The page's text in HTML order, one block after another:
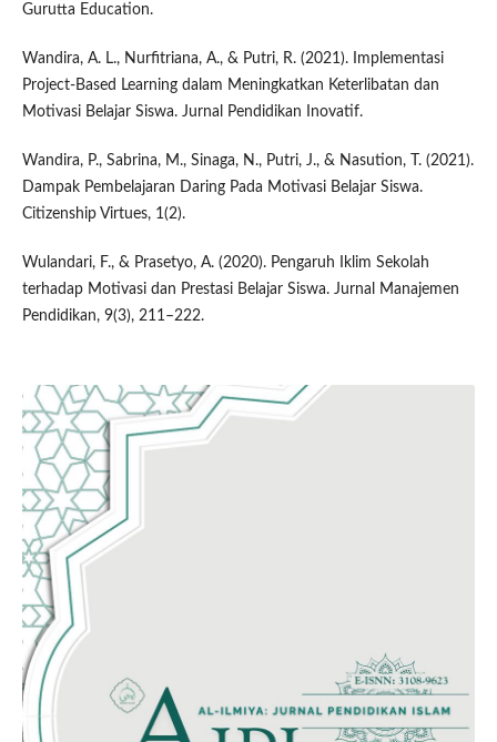
Gurutta Education.
Wandira, A. L., Nurfitriana, A., & Putri, R. (2021). Implementasi
Project-Based Learning dalam Meningkatkan Keterlibatan dan
Motivasi Belajar Siswa. Jurnal Pendidikan Inovatif.
Wandira, P., Sabrina, M., Sinaga, N., Putri, J., & Nasution, T. (2021).
Dampak Pembelajaran Daring Pada Motivasi Belajar Siswa.
Citizenship Virtues, 1(2).
Wulandari, F., & Prasetyo, A. (2020). Pengaruh Iklim Sekolah
terhadap Motivasi dan Prestasi Belajar Siswa. Jurnal Manajemen
Pendidikan, 9(3), 211–222.